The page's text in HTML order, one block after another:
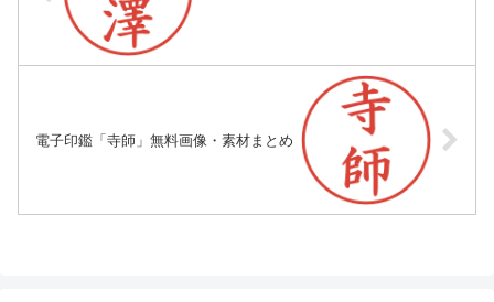
電子印鑑「寺師」無料画像・素材まとめ